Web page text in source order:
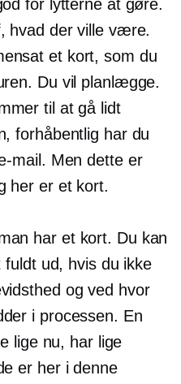
for lytterne at gøre.
hvad der ville være.
et kort, som du
Du vil planlægge.
til at gå lidt
forhåbentlig har du
mail. Men dette er
her er et kort.
har et kort. Du kan
ud, hvis du ikke
og ved hvor
i processen. En
lige nu, har lige
er her i denne